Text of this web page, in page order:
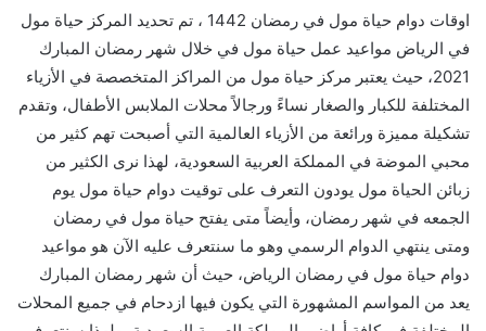
اوقات دوام حياة مول في رمضان 1442 ، تم تحديد المركز حياة مول
في الرياض مواعيد عمل حياة مول في خلال شهر رمضان المبارك
2021، حيث يعتبر مركز حياة مول من المراكز المتخصصة في الأزياء
المختلفة للكبار والصغار نساءً ورجالاً محلات الملابس الأطفال، وتقدم
تشكيلة مميزة ورائعة من الأزياء العالمية التي أصبحت تهم كثير من
محبي الموضة في المملكة العربية السعودية، لهذا نرى الكثير من
زبائن الحياة مول يودون التعرف على توقيت دوام حياة مول يوم
الجمعه في شهر رمضان، وأيضاً متى يفتح حياة مول في رمضان
ومتى ينتهي الدوام الرسمي وهو ما سنتعرف عليه الآن هو مواعيد
دوام حياة مول في رمضان الرياض، حيث أن شهر رمضان المبارك
يعد من المواسم المشهورة التي يكون فيها ازدحام في جميع المحلات